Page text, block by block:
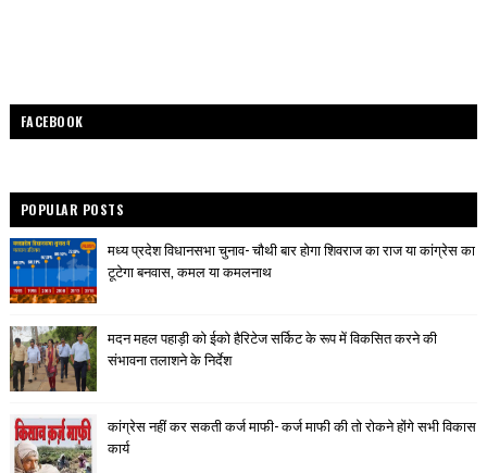
FACEBOOK
POPULAR POSTS
मध्य प्रदेश विधानसभा चुनाव- चौथी बार होगा शिवराज का राज या कांग्रेस का
टूटेगा बनवास, कमल या कमलनाथ
मदन महल पहाड़ी को ईको हैरिटेज सर्किट के रूप में विकसित करने की
संभावना तलाशने के निर्देश
कांग्रेस नहीं कर सकती कर्ज माफी- कर्ज माफी की तो रोकने होंगे सभी विकास
कार्य